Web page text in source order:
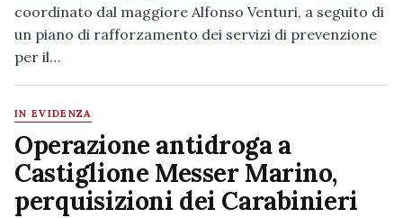
coordinato dal maggiore Alfonso Venturi, a seguito di
un piano di rafforzamento dei servizi di prevenzione
per il…
IN EVIDENZA
Operazione antidroga a
Castiglione Messer Marino,
perquisizioni dei Carabinieri